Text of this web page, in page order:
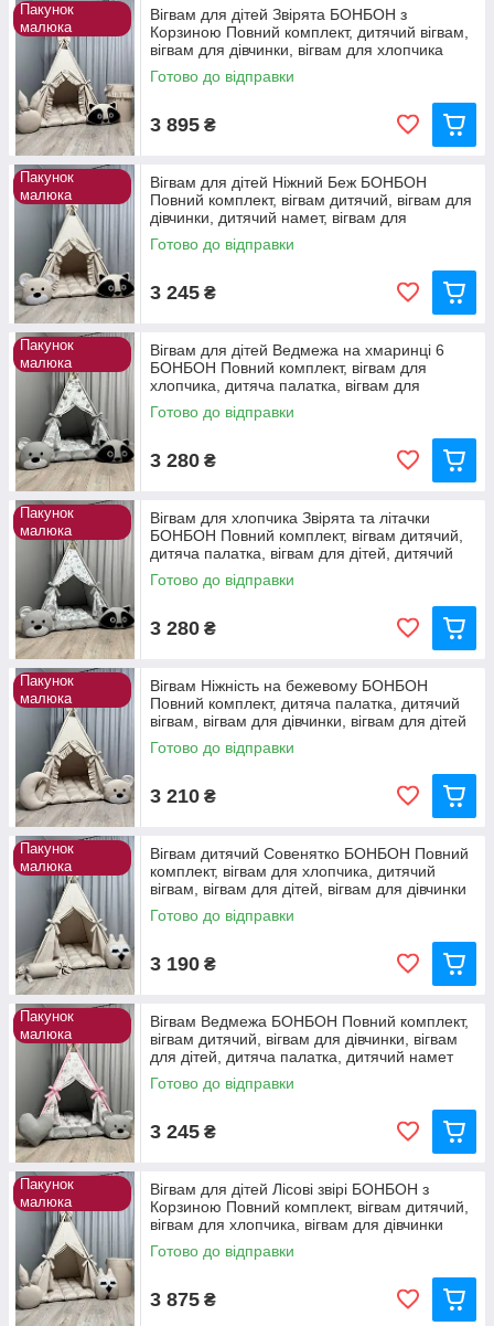
Пакунок
малюка
Вігвам для дітей Звірята БОНБОН з
Корзиною Повний комплект, дитячий вігвам,
вігвам для дівчинки, вігвам для хлопчика
Готово до відправки
3 895 ₴
Пакунок
малюка
Вігвам для дітей Ніжний Беж БОНБОН
Повний комплект, вігвам дитячий, вігвам для
дівчинки, дитячий намет, вігвам для
хлопчика
Готово до відправки
3 245 ₴
Пакунок
малюка
Вігвам для дітей Ведмежа на хмаринці 6
БОНБОН Повний комплект, вігвам для
хлопчика, дитяча палатка, вігвам для
дівчинки, вігвам
Готово до відправки
3 280 ₴
Пакунок
малюка
Вігвам для хлопчика Звірята та літачки
БОНБОН Повний комплект, вігвам дитячий,
дитяча палатка, вігвам для дітей, дитячий
намет
Готово до відправки
3 280 ₴
Пакунок
малюка
Вігвам Ніжність на бежевому БОНБОН
Повний комплект, дитяча палатка, дитячий
вігвам, вігвам для дівчинки, вігвам для дітей
Готово до відправки
3 210 ₴
Пакунок
малюка
Вігвам дитячий Совенятко БОНБОН Повний
комплект, вігвам для хлопчика, дитячий
вігвам, вігвам для дітей, вігвам для дівчинки
Готово до відправки
3 190 ₴
Пакунок
малюка
Вігвам Ведмежа БОНБОН Повний комплект,
вігвам дитячий, вігвам для дівчинки, вігвам
для дітей, дитяча палатка, дитячий намет
Готово до відправки
3 245 ₴
Пакунок
малюка
Вігвам для дітей Лісові звірі БОНБОН з
Корзиною Повний комплект, вігвам дитячий,
вігвам для хлопчика, вігвам для дівчинки
Готово до відправки
3 875 ₴